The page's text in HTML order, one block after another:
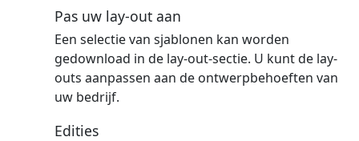
Pas uw lay-out aan
Een selectie van sjablonen kan worden
gedownload in de lay-out-sectie. U kunt de lay-
outs aanpassen aan de ontwerpbehoeften van
uw bedrijf.
Edities